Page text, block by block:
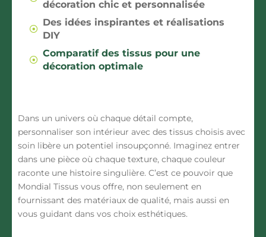
décoration chic et personnalisée
Des idées inspirantes et réalisations
DIY
Comparatif des tissus pour une
décoration optimale
Dans un univers où chaque détail compte,
personnaliser son intérieur avec des tissus choisis avec
soin libère un potentiel insoupçonné. Imaginez entrer
dans une pièce où chaque texture, chaque couleur
raconte une histoire singulière. C’est ce pouvoir que
Mondial Tissus vous offre, non seulement en
fournissant des matériaux de qualité, mais aussi en
vous guidant dans vos choix esthétiques.